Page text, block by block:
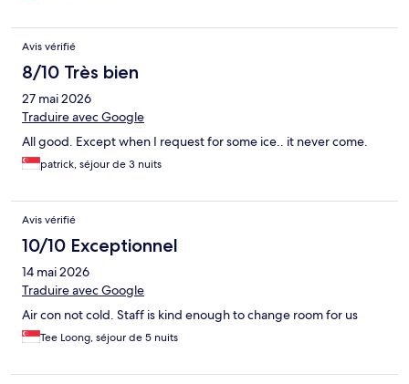
Avis vérifié
8/10 Très bien
27 mai 2026
Traduire avec Google
All good. Except when I request for some ice.. it never come.
patrick, séjour de 3 nuits
Avis vérifié
10/10 Exceptionnel
14 mai 2026
Traduire avec Google
Air con not cold. Staff is kind enough to change room for us
Tee Loong, séjour de 5 nuits